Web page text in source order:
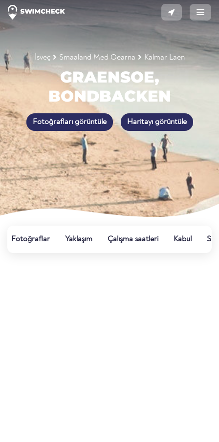
İsveç Smaaland Med Oearna Kalmar Laen
GRAENSOE,
BONDBACKEN
Fotoğrafları görüntüle Haritayı görüntüle
Fotoğraflar Yaklaşım Çalışma saatleri Kabul Su